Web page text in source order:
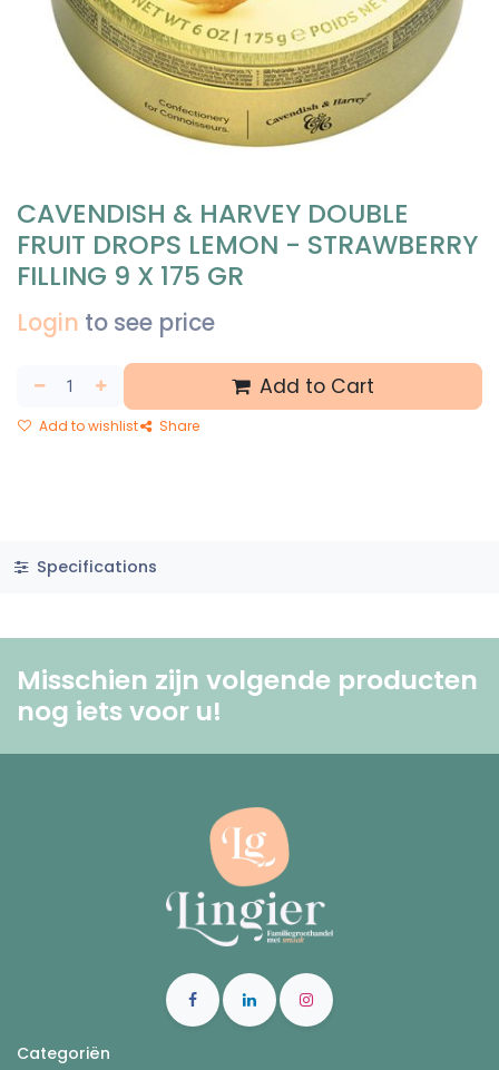
CAVENDISH & HARVEY DOUBLE
FRUIT DROPS LEMON - STRAWBERRY
FILLING 9 X 175 GR
Login to see price
Add to Cart
Add to wishlist Share
Specifications
Misschien zijn volgende producten
nog iets voor u! ​
Categoriën